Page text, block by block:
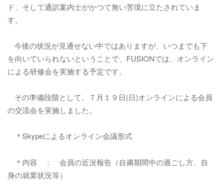
ド、そして通訳案内士がかつて無い苦境に立たされていま
す。
今後の状況が見通せない中ではありますが、いつまでも下
を向いていられないということで、 FUSIONでは、オンライン
による研修会を実施する予定です。
その準備段階として、７月１９日(日)オンラインによる会員
の交流会を実施しました。
＊Skypeによるオンライン会議形式
＊内容 ： 会員の近況報告（自粛期間中の過ごし方、自
身の就業状況等）